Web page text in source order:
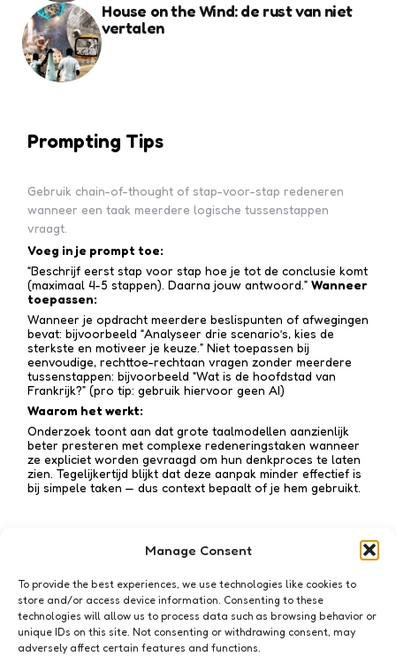
Manage Consent
To provide the best experiences, we use technologies like cookies to
store and/or access device information. Consenting to these
technologies will allow us to process data such as browsing behavior or
unique IDs on this site. Not consenting or withdrawing consent, may
adversely affect certain features and functions.
House on the Wind: de rust van niet
vertalen
Prompting Tips
Gebruik chain-of-thought of stap-voor-stap redeneren
wanneer een taak meerdere logische tussenstappen
vraagt.
Voeg in je prompt toe:
“Beschrijf eerst stap voor stap hoe je tot de conclusie komt
(maximaal 4-5 stappen). Daarna jouw antwoord.” Wanneer
toepassen:
Wanneer je opdracht meerdere beslispunten of afwegingen
bevat: bijvoorbeeld “Analyseer drie scenario’s, kies de
sterkste en motiveer je keuze.” Niet toepassen bij
eenvoudige, rechttoe-recht­aan vragen zonder meerdere
tussen­stappen: bijvoorbeeld “Wat is de hoofdstad van
Frankrijk?” (pro tip: gebruik hiervoor geen AI)
Waarom het werkt:
Onderzoek toont aan dat grote taalmodellen aanzienlijk
beter presteren met complexe redenerings­taken wanneer
ze expliciet worden gevraagd om hun denkproces te laten
zien. Tegelijkertijd blijkt dat deze aanpak minder effectief is
bij simpele taken — dus context bepaalt of je hem gebruikt.
Subscribe to my newsletter!